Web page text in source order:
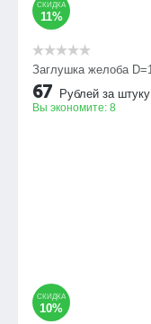
СКИДКА
11%
Заглушка желоба
67 Рублей за штуку
Вы экономите: 8
СКИДКА
10%